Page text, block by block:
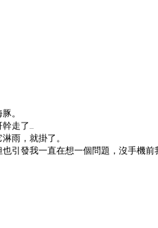
。
走了...
雨，就掛了。
引發我一直在想一個問題，沒手機